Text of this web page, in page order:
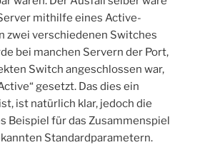
mithilfe eines Active-
zwei verschiedenen Switches
bei manchen Servern der Port,
Switch angeschlossen war,
gesetzt. Das dies ein
ist natürlich klar, jedoch die
Beispiel für das Zusammenspiel
Standardparametern.